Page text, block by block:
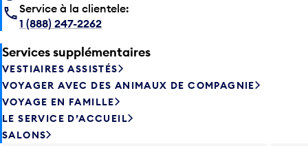
Service à la clientele:
1 (888) 247-2262
Services supplémentaires
VESTIAIRES ASSISTÉS
VOYAGER AVEC DES ANIMAUX DE COMPAGNIE
VOYAGE EN FAMILLE
LE SERVICE D’ACCUEIL
SALONS